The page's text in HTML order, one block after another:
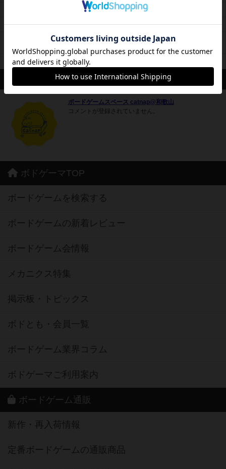
13時00分～22時00分
定休日 毎週月･火曜
20時以降、お客様がいらっしゃらない場合は早めにクローズするこ
席数 4卓16席
ボードゲームスペース catnap@和歌山
コメントが登録されていません。
ボドゲーマTOP
ボードゲームを検索する
ボードゲームの新着レビュー
ボードゲーム会情報
メカニクス特集
掲示板・トピックス
ボドとも・会員一覧
ボードゲーム業界コラム
ボドゲーマご利用案内
ボードゲーム通販
新作・再入荷情報
定番ボードゲームの通販商品